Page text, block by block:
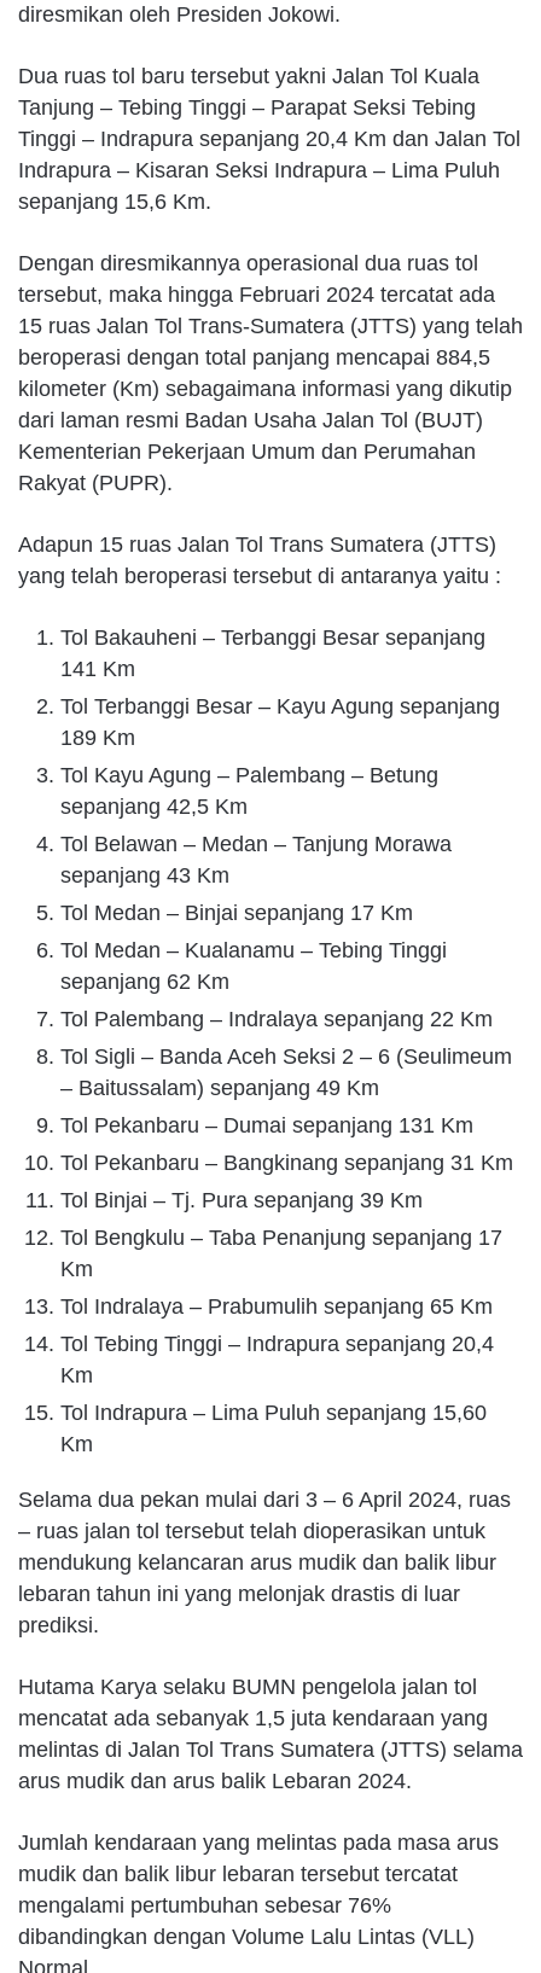
diresmikan oleh Presiden Jokowi.
Dua ruas tol baru tersebut yakni Jalan Tol Kuala
Tanjung – Tebing Tinggi – Parapat Seksi Tebing
Tinggi – Indrapura sepanjang 20,4 Km dan Jalan Tol
Indrapura – Kisaran Seksi Indrapura – Lima Puluh
sepanjang 15,6 Km.
Dengan diresmikannya operasional dua ruas tol
tersebut, maka hingga Februari 2024 tercatat ada
15 ruas Jalan Tol Trans-Sumatera (JTTS) yang telah
beroperasi dengan total panjang mencapai 884,5
kilometer (Km) sebagaimana informasi yang dikutip
dari laman resmi Badan Usaha Jalan Tol (BUJT)
Kementerian Pekerjaan Umum dan Perumahan
Rakyat (PUPR).
Adapun 15 ruas Jalan Tol Trans Sumatera (JTTS)
yang telah beroperasi tersebut di antaranya yaitu :
Tol Bakauheni – Terbanggi Besar sepanjang
141 Km
Tol Terbanggi Besar – Kayu Agung sepanjang
189 Km
Tol Kayu Agung – Palembang – Betung
sepanjang 42,5 Km
Tol Belawan – Medan – Tanjung Morawa
sepanjang 43 Km
Tol Medan – Binjai sepanjang 17 Km
Tol Medan – Kualanamu – Tebing Tinggi
sepanjang 62 Km
Tol Palembang – Indralaya sepanjang 22 Km
Tol Sigli – Banda Aceh Seksi 2 – 6 (Seulimeum
– Baitussalam) sepanjang 49 Km
Tol Pekanbaru – Dumai sepanjang 131 Km
Tol Pekanbaru – Bangkinang sepanjang 31 Km
Tol Binjai – Tj. Pura sepanjang 39 Km
Tol Bengkulu – Taba Penanjung sepanjang 17
Km
Tol Indralaya – Prabumulih sepanjang 65 Km
Tol Tebing Tinggi – Indrapura sepanjang 20,4
Km
Tol Indrapura – Lima Puluh sepanjang 15,60
Km
Selama dua pekan mulai dari 3 – 6 April 2024, ruas
– ruas jalan tol tersebut telah dioperasikan untuk
mendukung kelancaran arus mudik dan balik libur
lebaran tahun ini yang melonjak drastis di luar
prediksi.
Hutama Karya selaku BUMN pengelola jalan tol
mencatat ada sebanyak 1,5 juta kendaraan yang
melintas di Jalan Tol Trans Sumatera (JTTS) selama
arus mudik dan arus balik Lebaran 2024.
Jumlah kendaraan yang melintas pada masa arus
mudik dan balik libur lebaran tersebut tercatat
mengalami pertumbuhan sebesar 76%
dibandingkan dengan Volume Lalu Lintas (VLL)
Normal.